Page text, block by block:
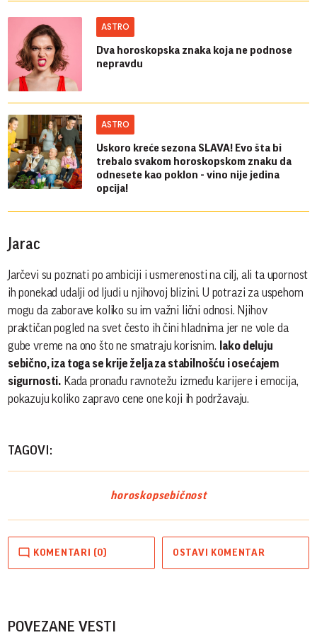
ASTRO
Dva horoskopska znaka koja ne podnose
nepravdu
ASTRO
Uskoro kreće sezona SLAVA! Evo šta bi
trebalo svakom horoskopskom znaku da
odnesete kao poklon - vino nije jedina
opcija!
Jarac
Jarčevi su poznati po ambiciji i usmerenosti na cilj, ali ta upornost
ih ponekad udalji od ljudi u njihovoj blizini. U potrazi za uspehom
mogu da zaborave koliko su im važni lični odnosi. Njihov
praktičan pogled na svet često ih čini hladnima jer ne vole da
gube vreme na ono što ne smatraju korisnim. Iako deluju
sebično, iza toga se krije želja za stabilnošću i osećajem
sigurnosti. Kada pronađu ravnotežu između karijere i emocija,
pokazuju koliko zapravo cene one koji ih podržavaju.
TAGOVI:
horoskopsebičnost
KOMENTARI (0) OSTAVI KOMENTAR
POVEZANE VESTI